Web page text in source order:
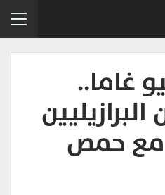
غاما..
مع حمص